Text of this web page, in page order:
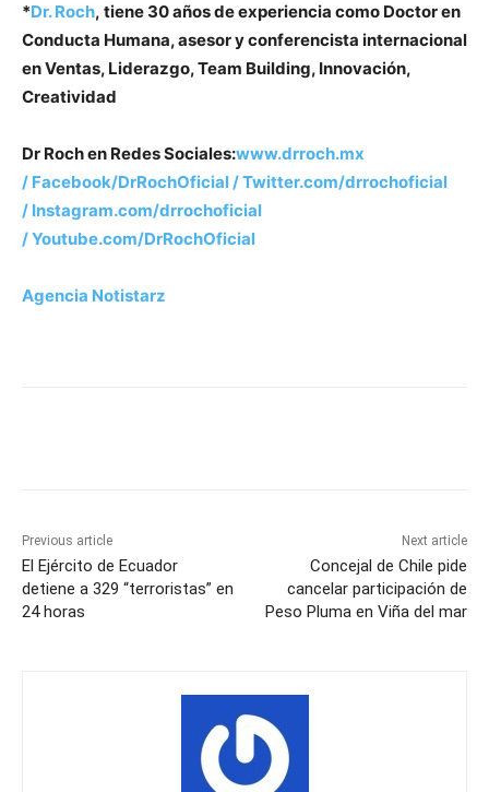
*Dr. Roch, tiene 30 años de experiencia como Doctor en
Conducta Humana, asesor y conferencista internacional
en Ventas, Liderazgo, Team Building, Innovación,
Creatividad
Dr Roch en Redes Sociales:www.drroch.mx
/ Facebook/DrRochOficial /Twitter.com/drrochoficial
/ Instagram.com/drrochoficial
/Youtube.com/DrRochOficial
Agencia Notistarz
Previous article
El Ejército de Ecuador
detiene a 329 “terroristas” en
24 horas
Next article
Concejal de Chile pide
cancelar participación de
Peso Pluma en Viña del mar